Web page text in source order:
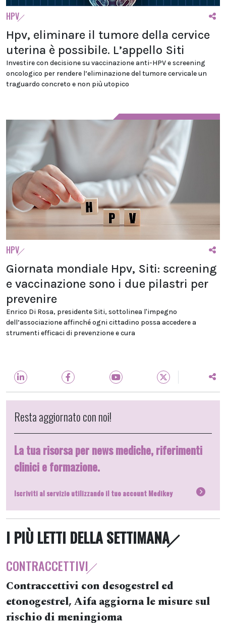
HPV
Hpv, eliminare il tumore della cervice
uterina è possibile. L’appello Siti
Investire con decisione su vaccinazione anti-HPV e screening
oncologico per rendere l’eliminazione del tumore cervicale un
traguardo concreto e non più utopico
HPV
Giornata mondiale Hpv, Siti: screening
e vaccinazione sono i due pilastri per
prevenire
Enrico Di Rosa, presidente Siti, sottolinea l'impegno
dell’associazione affinché ogni cittadino possa accedere a
strumenti efficaci di prevenzione e cura
Resta aggiornato con noi!
La tua risorsa per news mediche, riferimenti
clinici e formazione.
Iscriviti al servizio utilizzando il tuo account Medikey
I PIÙ LETTI DELLA SETTIMANA
CONTRACCETTIVI
Contraccettivi con desogestrel ed
etonogestrel, Aifa aggiorna le misure sul
rischio di meningioma